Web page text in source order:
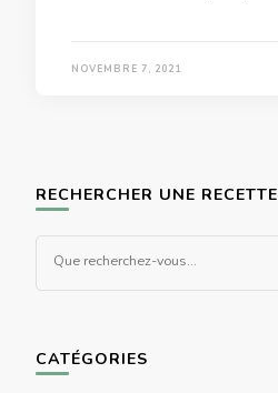
NOVEMBRE 7, 2021
RECHERCHER UNE RECETTE
CATÉGORIES